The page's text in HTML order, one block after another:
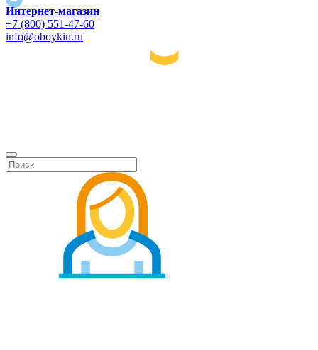
Интернет-магазин
+7 (800) 551-47-60
info@oboykin.ru